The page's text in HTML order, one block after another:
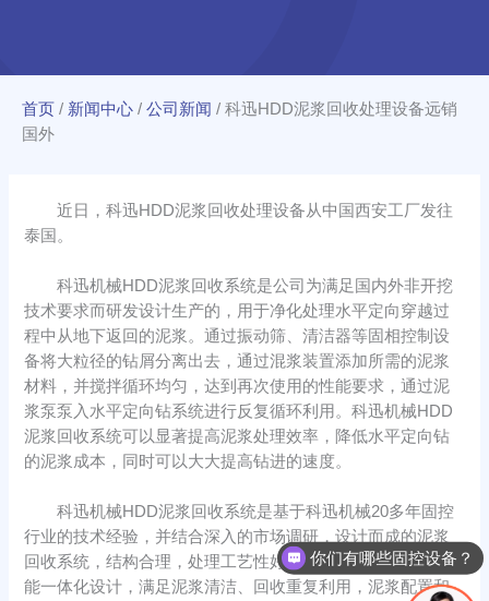
首页 / 新闻中心 / 公司新闻 / 科迅HDD泥浆回收处理设备远销
国外
近日，科迅HDD泥浆回收处理设备从中国西安工厂发往
泰国。
科迅机械HDD泥浆回收系统是公司为满足国内外非开挖
技术要求而研发设计生产的，用于净化处理水平定向穿越过
程中从地下返回的泥浆。通过振动筛、清洁器等固相控制设
备将大粒径的钻屑分离出去，通过混浆装置添加所需的泥浆
材料，并搅拌循环均匀，达到再次使用的性能要求，通过泥
浆泵泵入水平定向钻系统进行反复循环利用。科迅机械HDD
泥浆回收系统可以显著提高泥浆处理效率，降低水平定向钻
的泥浆成本，同时可以大大提高钻进的速度。
科迅机械HDD泥浆回收系统是基于科迅机械20多年固控
行业的技术经验，并结合深入的市场调研，设计而成的泥浆
回收系统，结构合理，处理工艺性好，应用领域广泛。多功
能一体化设计，满足泥浆清洁、回收重复利用，泥浆配置和
你们有哪些固控设备？